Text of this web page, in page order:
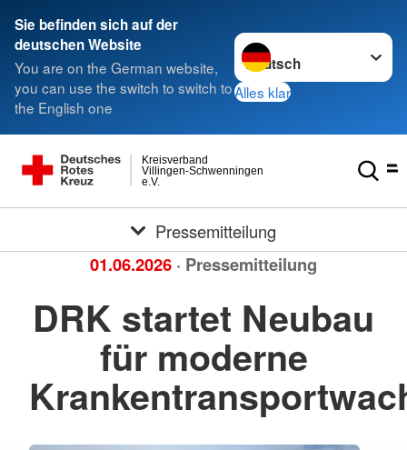
Sie befinden sich auf der
deutschen Website
You are on the German website,
you can use the switch to switch to
the English one
Sprache wechseln zu
Alles klar
e.V.
Villingen-Schwenningen
Kreisverband
Pressemitteilung
01.06.2026 · Pressemitteilung
DRK startet Neubau
für moderne